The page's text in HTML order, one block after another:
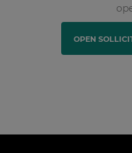
OPEN